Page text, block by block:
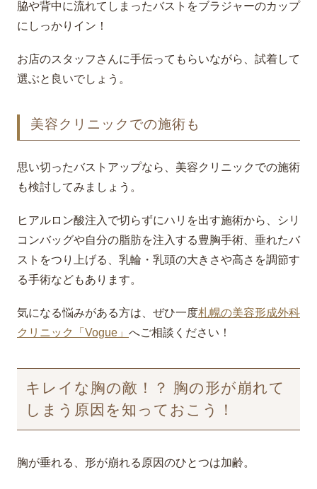
脇や背中に流れてしまったバストをブラジャーのカップ
にしっかりイン！
お店のスタッフさんに手伝ってもらいながら、試着して
選ぶと良いでしょう。
美容クリニックでの施術も
思い切ったバストアップなら、美容クリニックでの施術
も検討してみましょう。
ヒアルロン酸注入で切らずにハリを出す施術から、シリ
コンバッグや自分の脂肪を注入する豊胸手術、垂れたバ
ストをつり上げる、乳輪・乳頭の大きさや高さを調節す
る手術などもあります。
気になる悩みがある方は、ぜひ一度札幌の美容形成外科
クリニック「Vogue」 へご相談ください！
キレイな胸の敵！？ 胸の形が崩れて
しまう原因を知っておこう！
胸が垂れる、形が崩れる原因のひとつは加齢。